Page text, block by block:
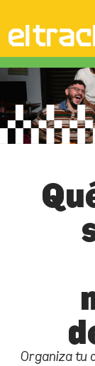
Organiza tu